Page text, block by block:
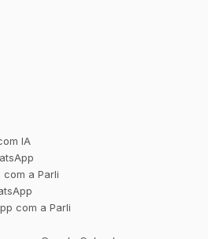
IA
a Parli
com a Parli